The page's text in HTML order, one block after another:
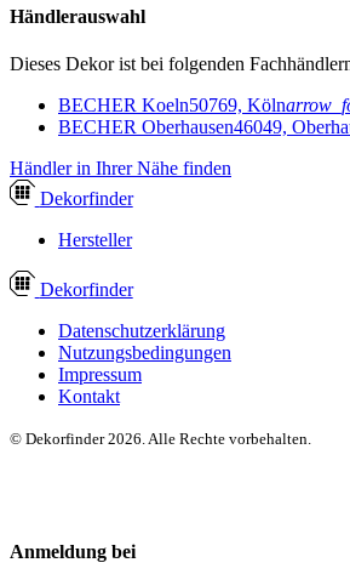
Händlerauswahl
Dieses Dekor ist bei folgenden
BECHER Koeln50769, Köln
BECHER Oberhausen46049,
Händler in Ihrer Nähe finden
Dekorfinder
Hersteller
Dekorfinder
Datenschutzerklärung
Nutzungsbedingungen
Impressum
Kontakt
© Dekorfinder 2026. Alle Rechte vorbehalten.
Anmeldung bei